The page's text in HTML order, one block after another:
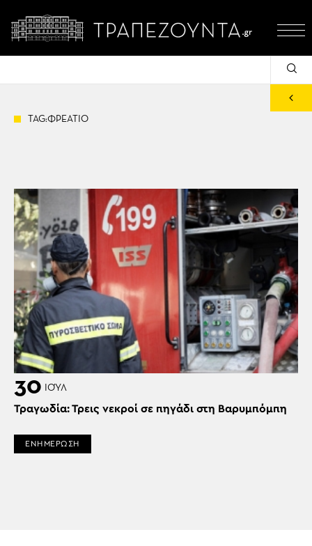
TAG:ΦΡΕΑΤΙΟ
30 ΙΟΎΛ
Τραγωδία: Τρεις νεκροί σε πηγάδι στη Βαρυμπόμπη
ΕΝΗΜΕΡΩΣΗ